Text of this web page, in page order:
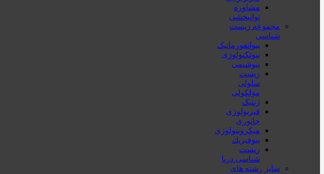
مشاوره
توانبخشی
مجموعه زیست
شناسی
بیوانفورماتیک
بیوتکنولوژی
بیوشیمی
زیست
سلولی
مولکولی
ژنتیک
فیزیولوژی
جانوری
میکروبیولوژی
بيوفيزيك
زیست
شناسی دریا
سایر رشته های